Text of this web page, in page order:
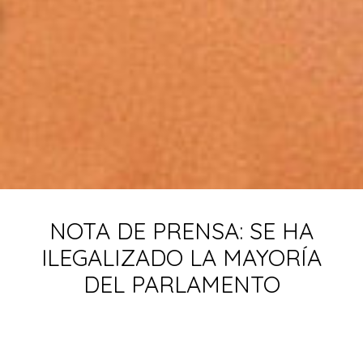
NOTA DE PRENSA: SE HA
ILEGALIZADO LA MAYORÍA
DEL PARLAMENTO